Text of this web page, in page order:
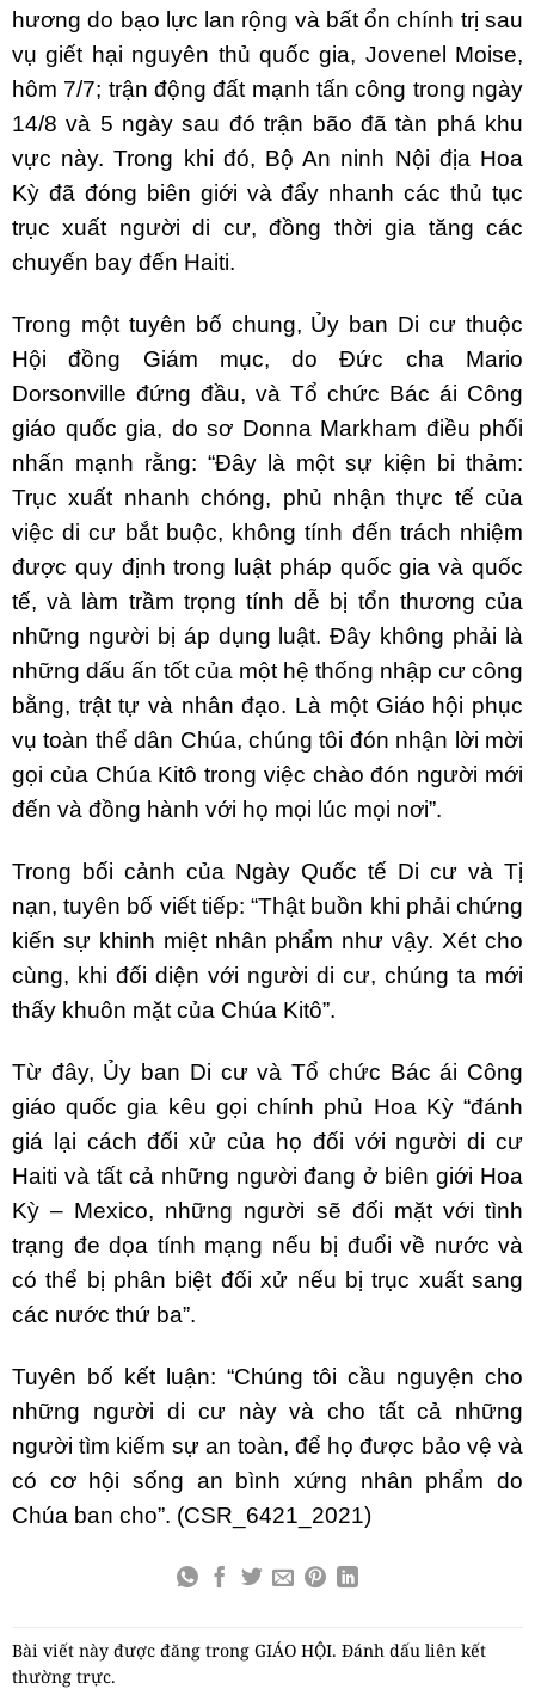
hương do bạo lực lan rộng và bất ổn chính trị sau
vụ giết hại nguyên thủ quốc gia, Jovenel Moise,
hôm 7/7; trận động đất mạnh tấn công trong ngày
14/8 và 5 ngày sau đó trận bão đã tàn phá khu
vực này. Trong khi đó, Bộ An ninh Nội địa Hoa
Kỳ đã đóng biên giới và đẩy nhanh các thủ tục
trục xuất người di cư, đồng thời gia tăng các
chuyến bay đến Haiti.
Trong một tuyên bố chung, Ủy ban Di cư thuộc
Hội đồng Giám mục, do Đức cha Mario
Dorsonville đứng đầu, và Tổ chức Bác ái Công
giáo quốc gia, do sơ Donna Markham điều phối
nhấn mạnh rằng: “Đây là một sự kiện bi thảm:
Trục xuất nhanh chóng, phủ nhận thực tế của
việc di cư bắt buộc, không tính đến trách nhiệm
được quy định trong luật pháp quốc gia và quốc
tế, và làm trầm trọng tính dễ bị tổn thương của
những người bị áp dụng luật. Đây không phải là
những dấu ấn tốt của một hệ thống nhập cư công
bằng, trật tự và nhân đạo. Là một Giáo hội phục
vụ toàn thể dân Chúa, chúng tôi đón nhận lời mời
gọi của Chúa Kitô trong việc chào đón người mới
đến và đồng hành với họ mọi lúc mọi nơi”.
Trong bối cảnh của Ngày Quốc tế Di cư và Tị
nạn, tuyên bố viết tiếp: “Thật buồn khi phải chứng
kiến sự khinh miệt nhân phẩm như vậy. Xét cho
cùng, khi đối diện với người di cư, chúng ta mới
thấy khuôn mặt của Chúa Kitô”.
Từ đây, Ủy ban Di cư và Tổ chức Bác ái Công
giáo quốc gia kêu gọi chính phủ Hoa Kỳ “đánh
giá lại cách đối xử của họ đối với người di cư
Haiti và tất cả những người đang ở biên giới Hoa
Kỳ – Mexico, những người sẽ đối mặt với tình
trạng đe dọa tính mạng nếu bị đuổi về nước và
có thể bị phân biệt đối xử nếu bị trục xuất sang
các nước thứ ba”.
Tuyên bố kết luận: “Chúng tôi cầu nguyện cho
những người di cư này và cho tất cả những
người tìm kiếm sự an toàn, để họ được bảo vệ và
có cơ hội sống an bình xứng nhân phẩm do
Chúa ban cho”. (CSR_6421_2021)
Bài viết này được đăng trong GIÁO HỘI. Đánh dấu liên kết
thường trực.